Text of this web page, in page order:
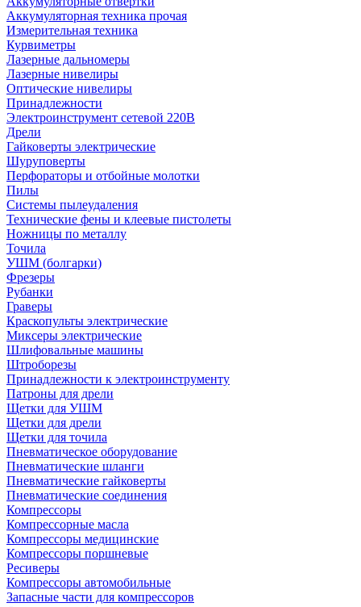
Аккумуляторная техника прочая
Измерительная техника
Курвиметры
Лазерные дальномеры
Лазерные нивелиры
Оптические нивелиры
Принадлежности
Электроинструмент сетевой 220В
Дрели
Гайковерты электрические
Шуруповерты
Перфораторы и отбойные молотки
Пилы
Системы пылеудаления
Технические фены и клеевые пистолеты
Ножницы по металлу
Точила
УШМ (болгарки)
Фрезеры
Рубанки
Граверы
Краскопульты электрические
Миксеры электрические
Шлифовальные машины
Штроборезы
Принадлежности к электроинструменту
Патроны для дрели
Щетки для УШМ
Щетки для дрели
Щетки для точила
Пневматическое оборудование
Пневматические шланги
Пневматические гайковерты
Пневматические соединения
Компрессоры
Компрессорные масла
Компрессоры медицинские
Компрессоры поршневые
Ресиверы
Компрессоры автомобильные
Запасные части для компрессоров